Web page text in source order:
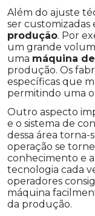
Além do ajuste
ser customizadas
produção. Por
um grande
uma máquina
produção. Os
específicas que
permitindo uma
Outro aspecto
e o sistema de
dessa área
operação se
conhecimento e
tecnologia cada
operadores
máquina
da produção.